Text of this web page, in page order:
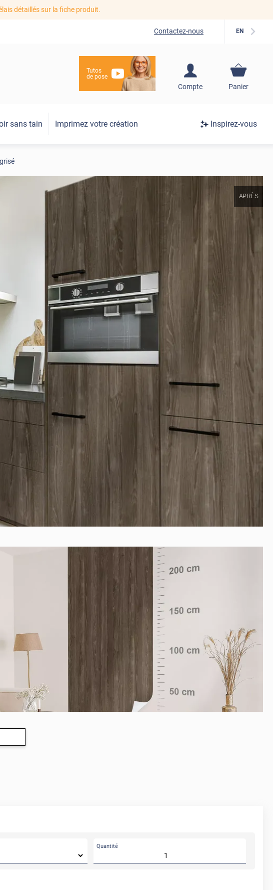
détaillés sur la fiche produit.
Contactez-nous EN
Tutos
de pose
Compte
S'inscrire / Se
Panier
sans tain Imprimez votre création Inspirez-vous
APRÈS
Quantité